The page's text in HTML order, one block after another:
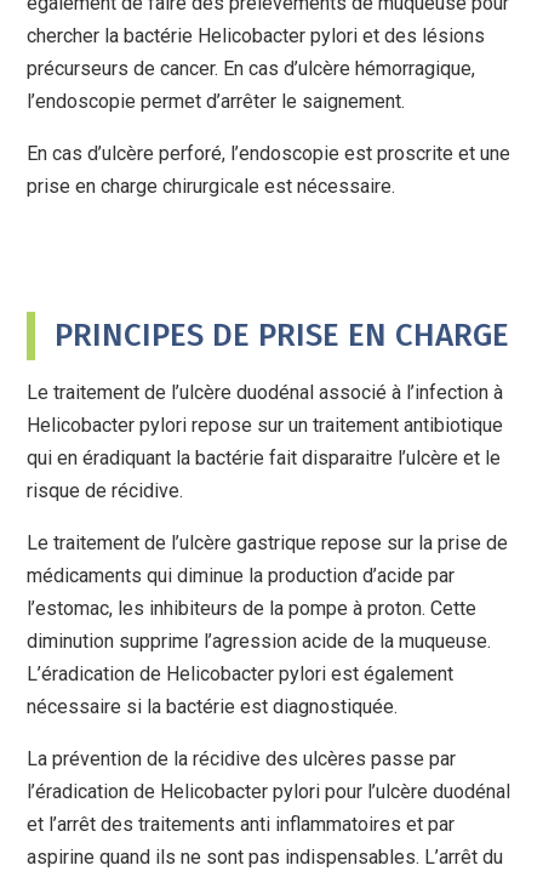
chercher la bactérie Helicobacter pylori et des lésions
précurseurs de cancer. En cas d’ulcère hémorragique,
l’endoscopie permet d’arrêter le saignement.
En cas d’ulcère perforé, l’endoscopie est proscrite et une
prise en charge chirurgicale est nécessaire.
PRINCIPES DE PRISE EN CHARGE
Le traitement de l’ulcère duodénal associé à l’infection à
Helicobacter pylori repose sur un traitement antibiotique
qui en éradiquant la bactérie fait disparaitre l’ulcère et le
risque de récidive.
Le traitement de l’ulcère gastrique repose sur la prise de
médicaments qui diminue la production d’acide par
l’estomac, les inhibiteurs de la pompe à proton. Cette
diminution supprime l’agression acide de la muqueuse.
L’éradication de Helicobacter pylori est également
nécessaire si la bactérie est diagnostiquée.
La prévention de la récidive des ulcères passe par
l’éradication de Helicobacter pylori pour l’ulcère duodénal
et l’arrêt des traitements anti inflammatoires et par
aspirine quand ils ne sont pas indispensables. L’arrêt du